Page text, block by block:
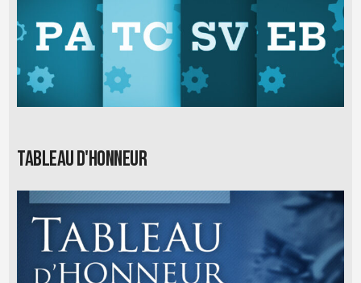
Tableau d'honneur